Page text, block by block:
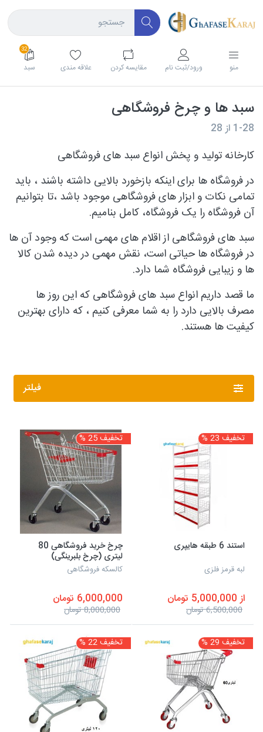
منو ورود/ثبت نام مقايسه كردن علاقه مندی
32
سبد
سبد ها و چرخ فروشگاهی
1-28 از28
کارخانه تولید و پخش انواع سبد های فروشگاهی
در فروشگاه ها برای اینکه بازخورد بالایی داشته باشند ، باید
تمامی نکات و ابزار های فروشگاهی موجود باشد ،تا بتوانیم
آن فروشگاه را یک فروشگاه، کامل بنامیم.
سبد های فروشگاهی از اقلام های مهمی است که وجود آن ها
در فروشگاه ها حیاتی است، نقش مهمی در دیده شدن کالا
ها و زیبایی فروشگاه شما دارد.
ما قصد داریم انواع سبد های فروشگاهی که این روز ها
مصرف بالایی دارد را به شما معرفی کنیم ، که دارای بهترین
کیفیت ها هستند.
فیلتر
تخفیف 23 %
استند 6 طبقه هایپری
لبه قرمز فلزی
از 5,000,000 تومان
6,500,000 تومان
تخفیف 25 %
چرخ خرید فروشگاهی 80
لیتری (چرخ بلبرینگی)
کالسکه فروشگاهی
6,000,000 تومان
8,000,000 تومان
تخفیف 29 % تخفیف 22 %